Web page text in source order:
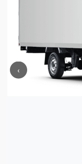
‹